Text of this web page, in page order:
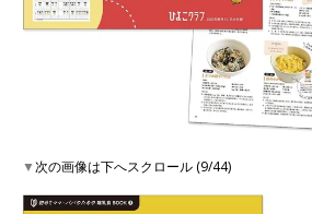
▼次の画像は下へスクロール (9/44)